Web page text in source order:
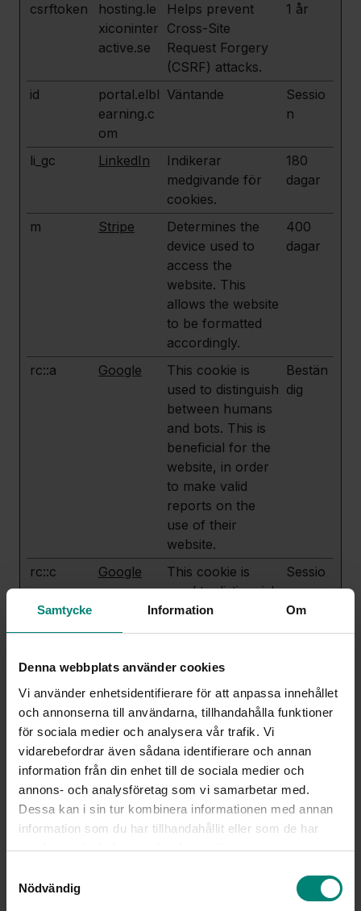
Samtycke Information Om
Denna webbplats använder cookies
Vi använder enhetsidentifierare för att anpassa innehållet
och annonserna till användarna, tillhandahålla funktioner
för sociala medier och analysera vår trafik. Vi
vidarebefordrar även sådana identifierare och annan
information från din enhet till de sociala medier och
annons- och analysföretag som vi samarbetar med.
Dessa kan i sin tur kombinera informationen med annan
information som du har tillhandahållit eller som de har
samlat in när du har använt deras tjänster.
Nödvändig
csrftoken
hosting.le
xiconinter
active.se
Helps prevent
Cross-Site
Request Forgery
(CSRF) attacks.
1 år
id
portal.elbl
earning.c
om
Väntande
Sessio
n
li_gc LinkedIn
Indikerar
medgivande för
cookies.
180
dagar
m Stripe
Determines the
device used to
access the
website. This
allows the website
to be formatted
accordingly.
400
dagar
rc::a Google
This cookie is
used to distinguish
between humans
and bots. This is
beneficial for the
website, in order
to make valid
reports on the
use of their
website.
Bestän
dig
rc::c Google
This cookie is
used to distinguish
between humans
and bots.
Sessio
n
[x2]
p-check-
reflection.
lovable.a
pp
digitalt-
larande.lo
vable.app
states across
page requests.
test_cooki
Google
Used to check if
1 dag